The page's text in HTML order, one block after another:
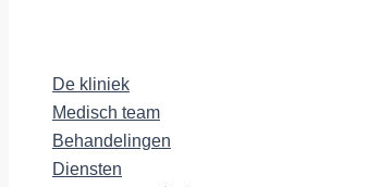
De kliniek
Medisch team
Behandelingen
Diensten